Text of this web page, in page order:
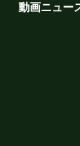
動画ニュー